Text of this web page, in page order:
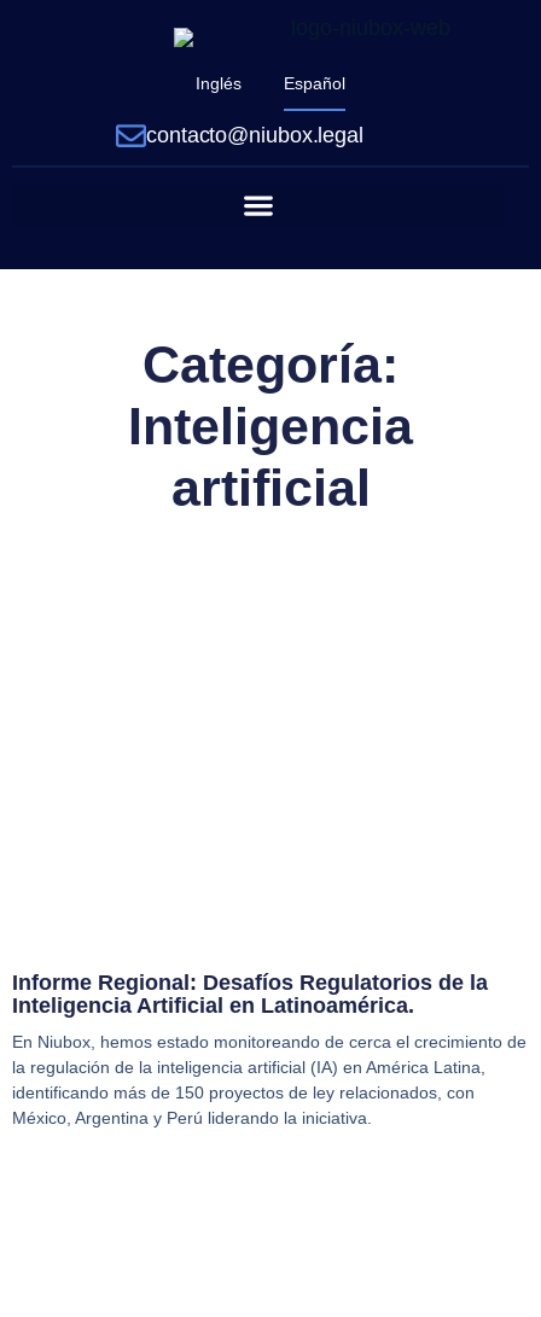
contacto@niubox.legal
Inglés Español
Categoría:
Inteligencia
artificial
Informe Regional: Desafíos Regulatorios de la
Inteligencia Artificial en Latinoamérica.
En Niubox, hemos estado monitoreando de cerca el crecimiento de
la regulación de la inteligencia artificial (IA) en América Latina,
identificando más de 150 proyectos de ley relacionados, con
México, Argentina y Perú liderando la iniciativa.